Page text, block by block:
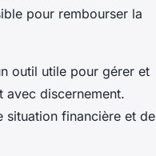
pour rembourser la
outil utile pour gérer et
avec discernement.
situation financière et de